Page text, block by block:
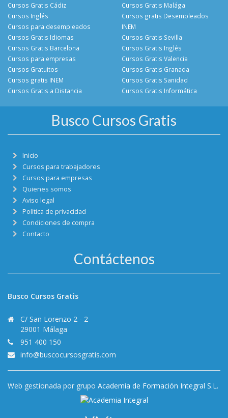
Cursos Gratis Cádiz
Cursos Gratis Malága
Cursos Inglés
Cursos para desempleados
Cursos Gratis Idiomas
Cursos Gratis Barcelona
Cursos gratis Desempleados
INEM
Cursos Gratis Sevilla
Cursos Gratis Inglés
Cursos para empresas
Cursos Gratuitos
Cursos gratis INEM
Cursos Gratis a Distancia
Cursos Gratis Valencia
Cursos Gratis Granada
Cursos Gratis Sanidad
Cursos Gratis Informática
Busco Cursos Gratis
Inicio
Cursos para trabajadores
Cursos para empresas
Quienes somos
Aviso legal
Política de privacidad
Condiciones de compra
Contacto
Contáctenos
Busco Cursos Gratis
C/ San Lorenzo 2 - 2
29001 Málaga
951 400 150
info@buscocursosgratis.com
Web gestionada por grupo Academia de Formación Integral S.L.